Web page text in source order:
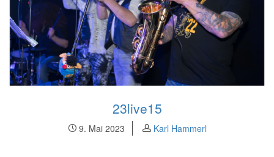
23live15
9. Mai 2023 Karl Hammerl